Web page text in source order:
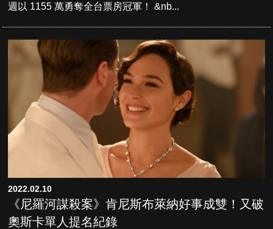
週以 1155 萬勇奪全台票房冠軍！ &nb...
2022.02.10
《尼羅河謀殺案》肯尼斯布萊納好事成雙！又破
奧斯卡單人提名紀錄